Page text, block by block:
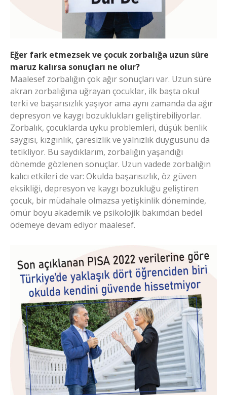
Eğer fark etmezsek ve çocuk zorbalığa uzun süre
maruz kalırsa sonuçları ne olur?
Maalesef zorbalığın çok ağır sonuçları var. Uzun süre
akran zorbalığına uğrayan çocuklar, ilk başta okul
terki ve başarısızlık yaşıyor ama aynı zamanda da ağır
depresyon ve kaygı bozuklukları geliştirebiliyorlar.
Zorbalık, çocuklarda uyku problemleri, düşük benlik
saygısı, kızgınlık, çaresizlik ve yalnızlık duygusunu da
tetikliyor. Bu saydıklarım, zorbalığın yaşandığı
dönemde gözlenen sonuçlar. Uzun vadede zorbalığın
kalıcı etkileri de var: Okulda başarısızlık, öz güven
eksikliği, depresyon ve kaygı bozukluğu geliştiren
çocuk, bir müdahale olmazsa yetişkinlik döneminde,
ömür boyu akademik ve psikolojik bakımdan bedel
ödemeye devam ediyor maalesef.